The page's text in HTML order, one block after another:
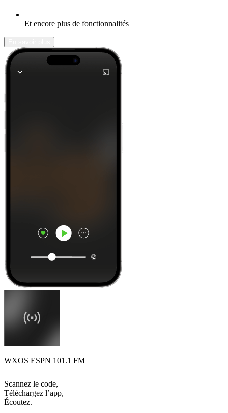
Et encore plus de fonctionnalités
WXOS ESPN 101.1 FM
Scannez le code,
Téléchargez l’app,
Écoutez.